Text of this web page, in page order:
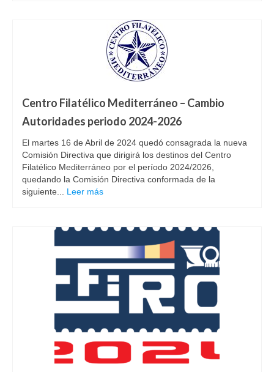
Centro Filatélico Mediterráneo – Cambio
Autoridades periodo 2024-2026
El martes 16 de Abril de 2024 quedó consagrada la nueva
Comisión Directiva que dirigirá los destinos del Centro
Filatélico Mediterráneo por el período 2024/2026,
quedando la Comisión Directiva conformada de la
siguiente... Leer más